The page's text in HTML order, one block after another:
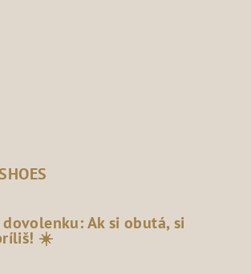
Ak si obutá, si
☀️